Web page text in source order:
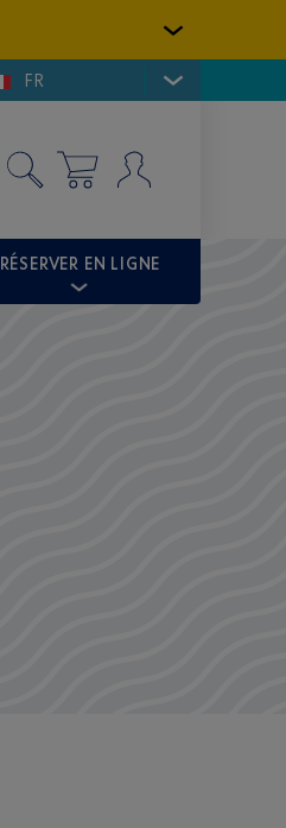
FR
RÉSERVER EN LIGNE